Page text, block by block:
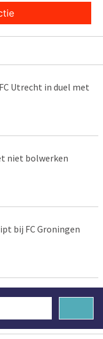
Utrecht in duel met
niet bolwerken
bij FC Groningen